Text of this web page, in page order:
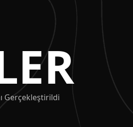
Gerçekleştirildi